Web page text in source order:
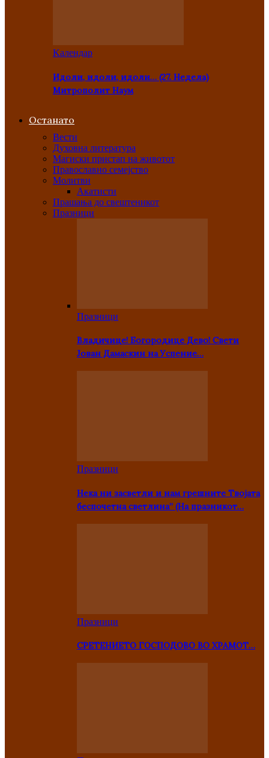
Kалендар
Идоли, идоли, идоли… (27. Недела)
Митрополит Наум
Останато
Вести
Духовна литература
Магиски пристап на животот
Православно семејство
Молитви
Акатисти
Прашања до свештеникот
Празници
Празници
Владичице! Богородице Дево! Свети
Јован Дамаскин на Успение…
Празници
Нека ни засветли и нам грешните Твојата
беспочетна светлина” (На празникот…
Празници
СРЕТЕНИЕТО ГОСПОДОВО ВО ХРАМОТ…